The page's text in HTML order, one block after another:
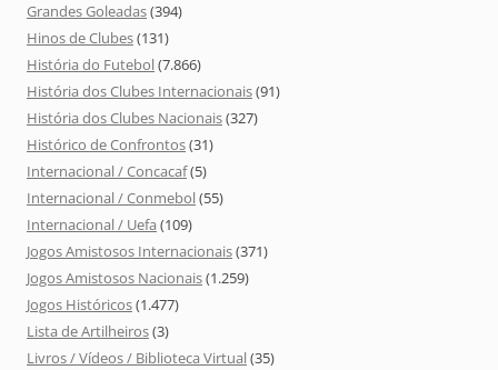
Grandes Goleadas(394)
Hinos de Clubes(131)
História do Futebol(7.866)
História dos Clubes Internacionais(91)
História dos Clubes Nacionais(327)
Histórico de Confrontos(31)
Internacional / Concacaf(5)
Internacional / Conmebol(55)
Internacional / Uefa (109)
Jogos Amistosos Internacionais(371)
Jogos Amistosos Nacionais(1.259)
Jogos Históricos(1.477)
Lista de Artilheiros(3)
Livros / Vídeos / Biblioteca Virtual(35)